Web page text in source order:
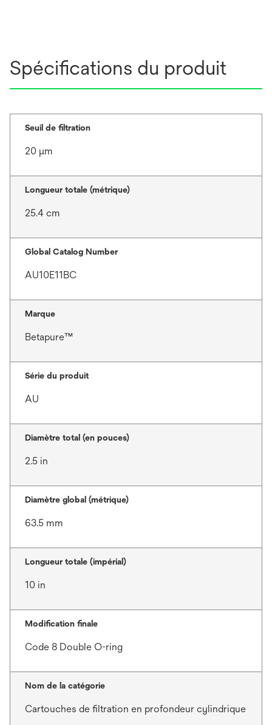
Spécifications du produit
Seuil de filtration
20 μm
Longueur totale (métrique)
25.4 cm
Global Catalog Number
AU10E11BC
Marque
Betapure™
Série du produit
AU
Diamètre total (en pouces)
2.5 in
Diamètre global (métrique)
63.5 mm
Longueur totale (impérial)
10 in
Modification finale
Code 8 Double O-ring
Nom de la catégorie
Cartouches de filtration en profondeur cylindrique